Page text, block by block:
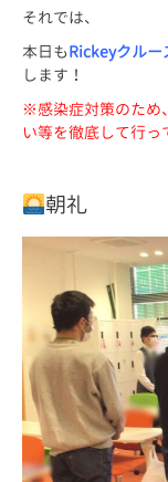
それでは、
本日もRickeyクルー
します！
※感染症対策のため
い等を徹底して行っ
朝礼